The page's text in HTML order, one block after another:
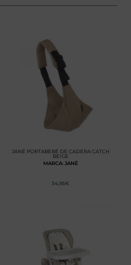
JANÉ PORTABEBÉ DE CADERA CATCH
BEIGE
MARCA: JANÉ
34,95€